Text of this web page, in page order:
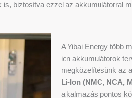
biztosítva ezzel az akkumulátorral
A Yibai Energy több
ion akkumulátorok
megközelítésünk az
Li-Ion (NMC, NCA,
alkalmazás pontos